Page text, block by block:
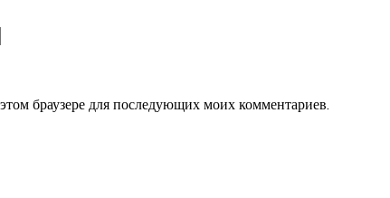
браузере для последующих моих комментариев.